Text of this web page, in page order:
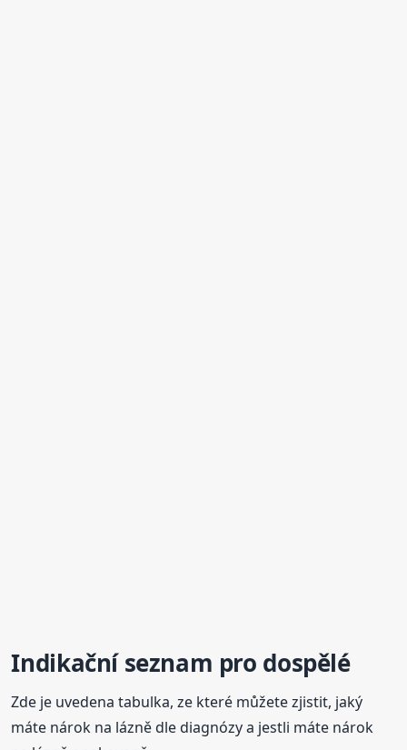
Indikační seznam pro dospělé
Zde je uvedena tabulka, ze které můžete zjistit, jaký
máte nárok na lázně dle diagnózy a jestli máte nárok